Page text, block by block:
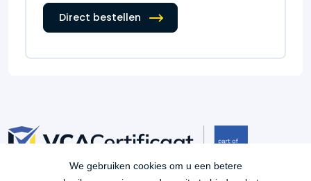
Direct bestellen
We gebruiken cookies om u een betere